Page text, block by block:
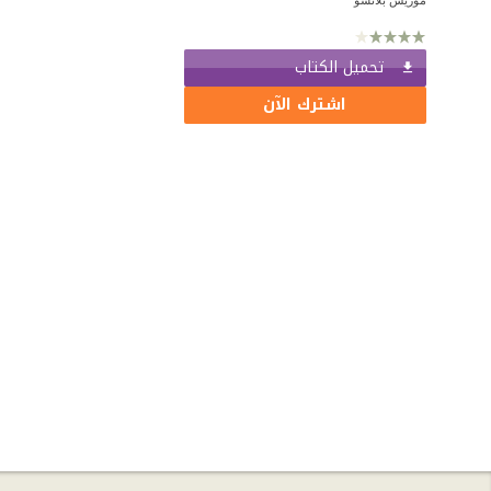
تحميل الكتاب
اشترك الآن